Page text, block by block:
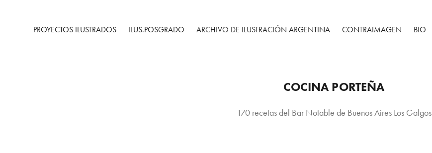
PROYECTOS ILUSTRADOS ILUS.POSGRADO ARCHIVO DE ILUSTRACIÓN ARGENTINA CONTRAIMAGEN BIO
COCINA PORTEÑA
170 recetas del Bar Notable de Buenos Aires Los Galgos